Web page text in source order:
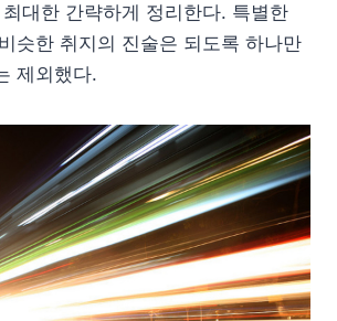
대한 간략하게 정리한다. 특별한
슷한 취지의 진술은 되도록 하나만
제외했다.